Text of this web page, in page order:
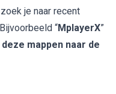
zoek je naar recent
“MplayerX”
mappen naar de